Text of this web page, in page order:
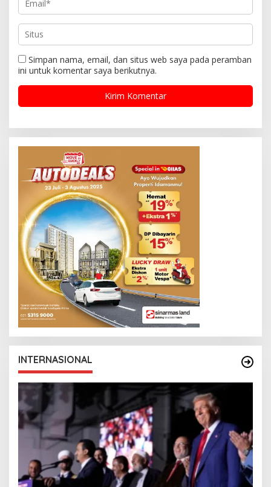
Simpan nama, email, dan situs web saya pada peramban
ini untuk komentar saya berikutnya.
INTERNASIONAL